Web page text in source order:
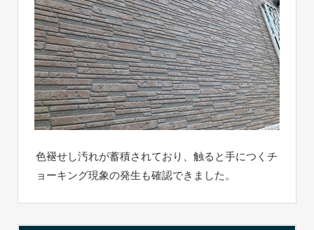
色褪せし汚れが蓄積されており、触ると手につくチ
ョーキング現象の発生も確認できました。